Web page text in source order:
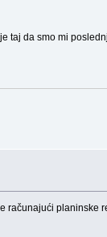
da smo mi
računajući planinske